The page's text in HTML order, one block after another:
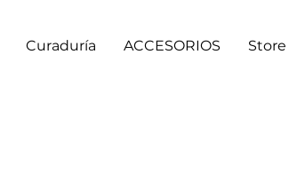
Curaduría ACCESORIOS Store